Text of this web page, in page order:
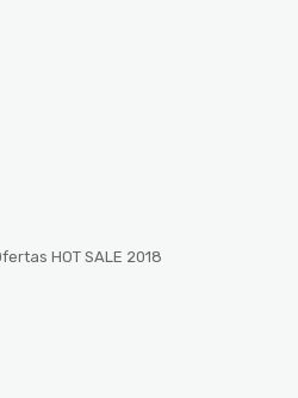
HOT SALE 2018